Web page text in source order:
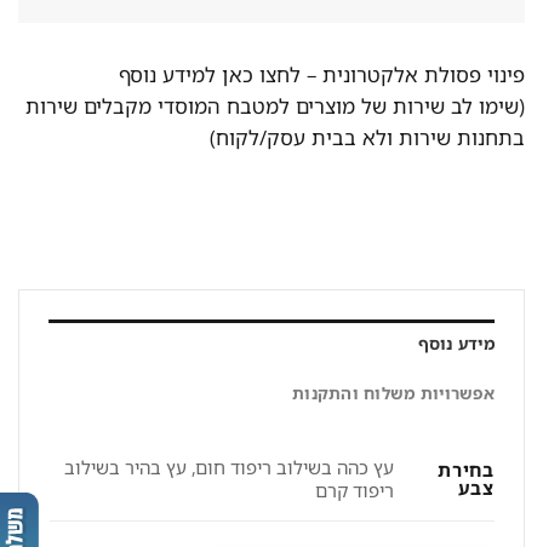
פינוי פסולת אלקטרונית –לחצו כאן למידע נוסף
(שימו לב שירות של מוצרים למטבח המוסדי מקבלים שירות
בתחנות שירות ולא בבית עסק/לקוח)
מידע נוסף
אפשרויות משלוח והתקנות
בחירת
צבע
עץ כהה בשילוב ריפוד חום, עץ בהיר בשילוב
ריפוד קרם